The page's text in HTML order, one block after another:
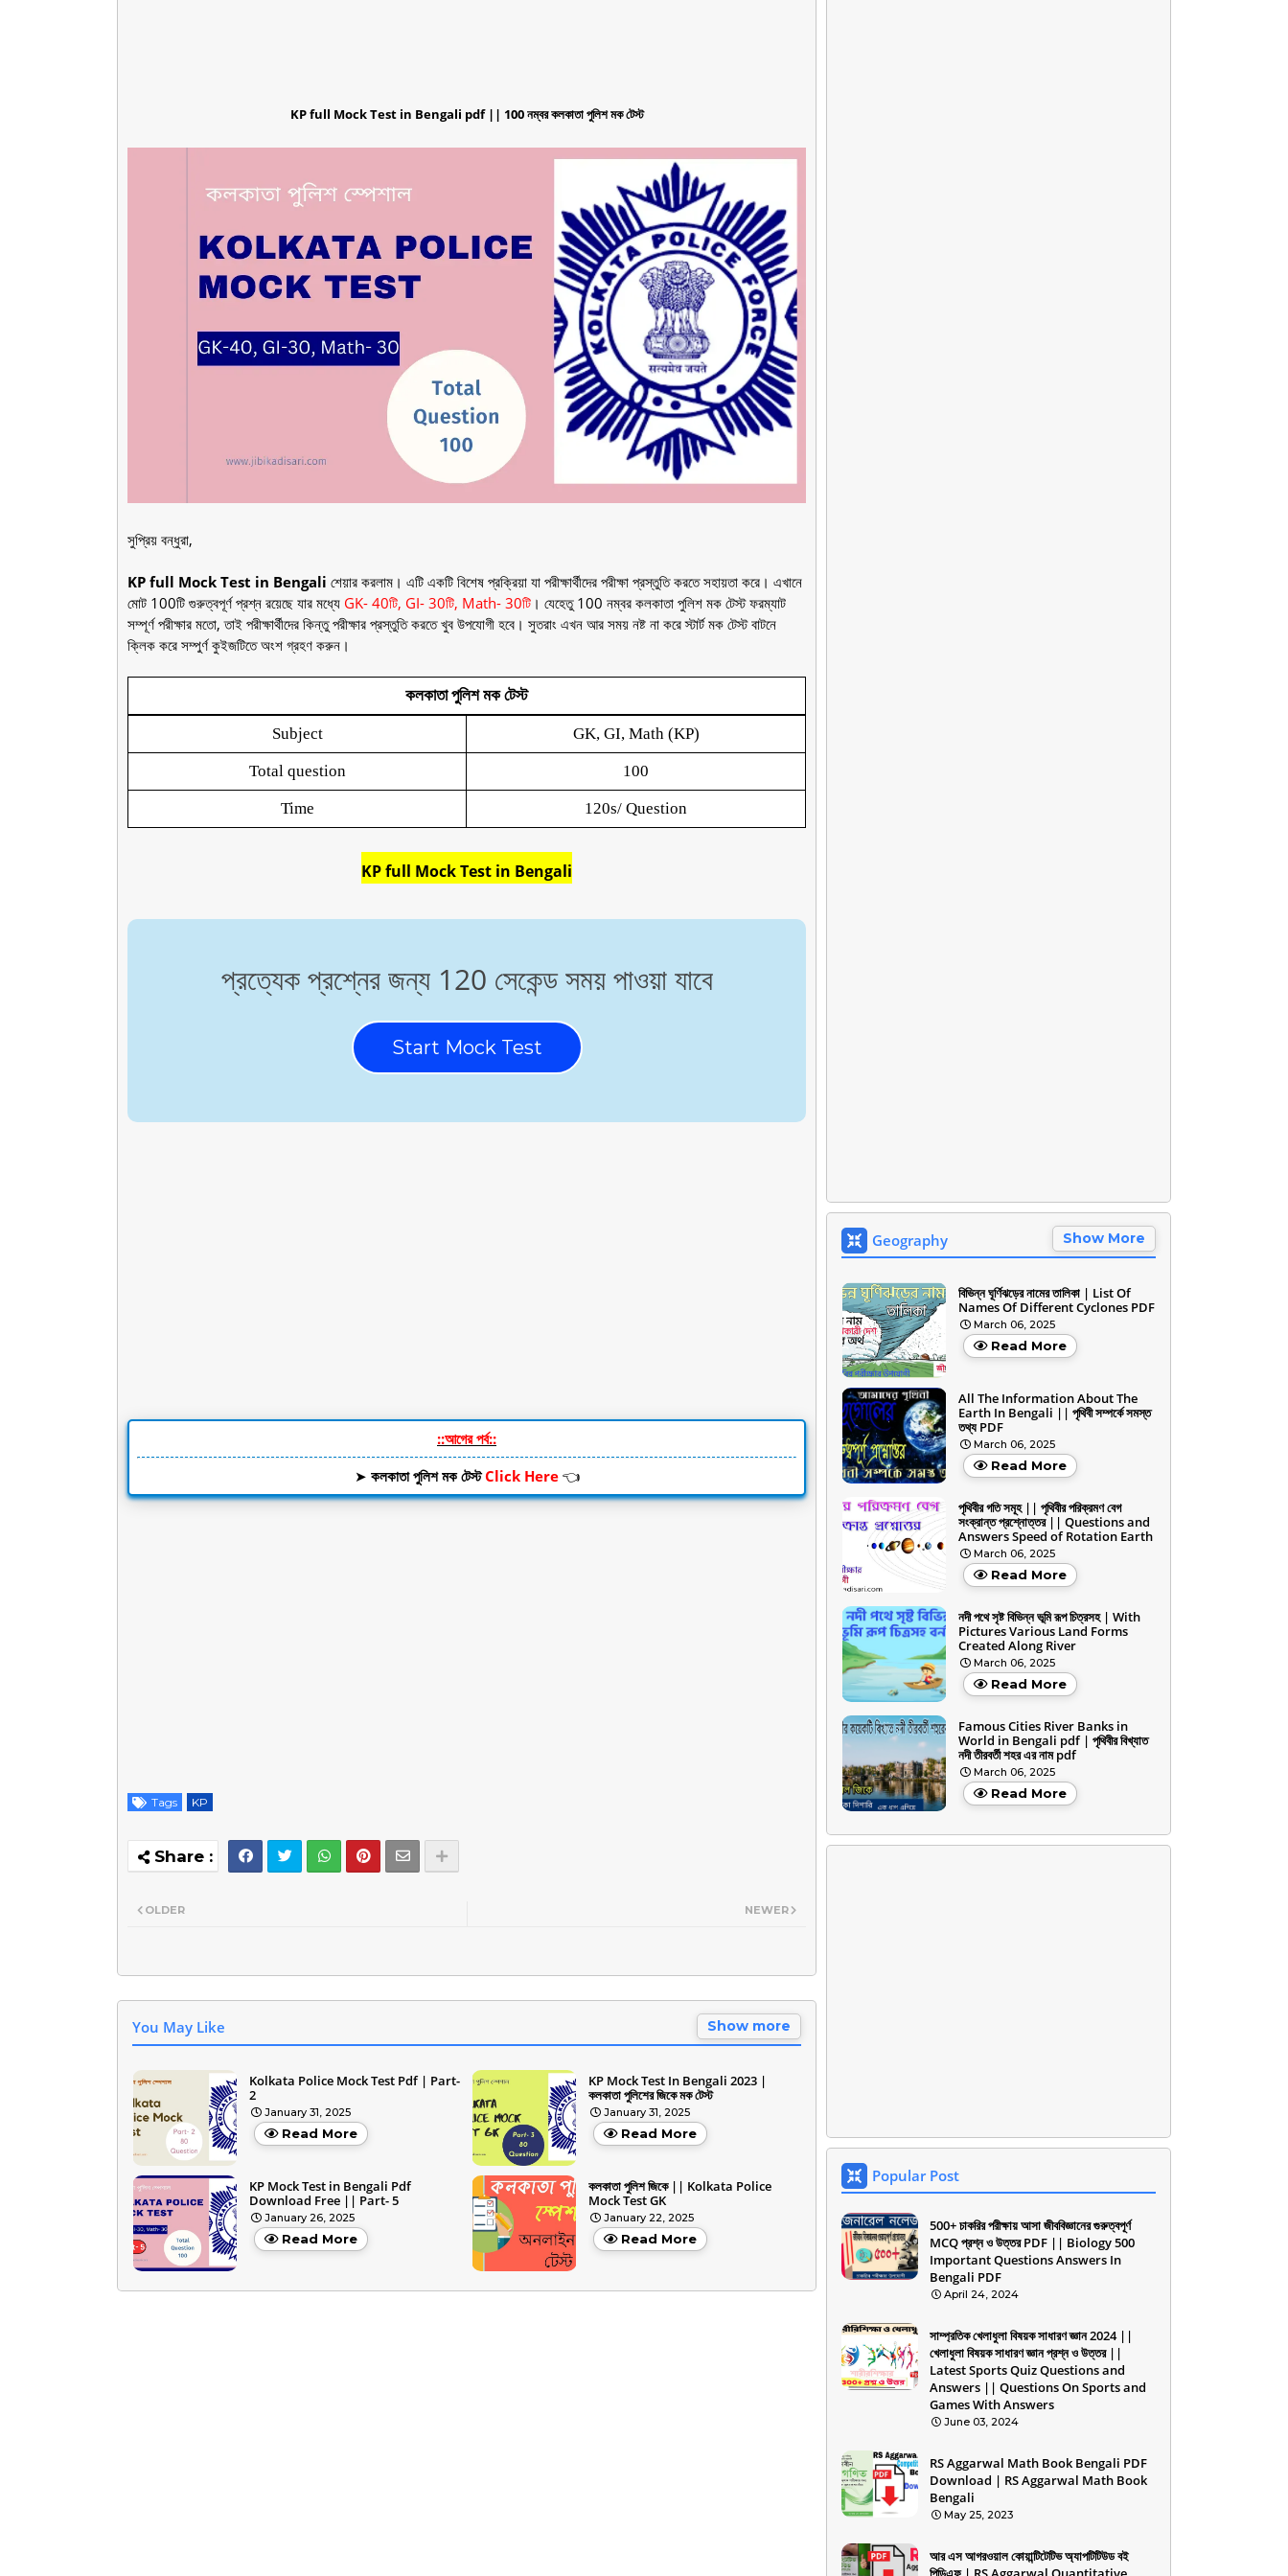
KP full Mock Test in Bengali pdf || 100 নম্বর কলকাতা পুলিশ মক টেস্ট
সুপ্রিয় বন্ধুরা,
KP full Mock Test in Bengali শেয়ার করলাম। এটি একটি বিশেষ প্রক্রিয়া যা পরীক্ষার্থীদের পরীক্ষা প্রস্তুতি করতে সহায়তা করে। এখানে
মোট 100টি গুরুত্বপূর্ণ প্রশ্ন রয়েছে যার মধ্যে GK- 40টি, GI- 30টি, Math- 30টি । যেহেতু 100 নম্বর কলকাতা পুলিশ মক টেস্ট ফরম্যাট
সম্পূর্ণ পরীক্ষার মতো, তাই পরীক্ষার্থীদের কিন্তু পরীক্ষার প্রস্তুতি করতে খুব উপযোগী হবে। সুতরাং এখন আর সময় নষ্ট না করে স্টার্ট মক টেস্ট বাটনে
ক্লিক করে সম্পুর্ণ কুইজটিতে অংশ গ্রহণ করুন।
কলকাতা পুলিশ মক টেস্ট
Subject GK, GI, Math (KP)
Total question 100
Time 120s/ Question
KP full Mock Test in Bengali
প্রত্যেক প্রশ্নের জন্য 120 সেকেন্ড সময় পাওয়া যাবে
Start Mock Test
::আগের পর্ব::
➤ কলকাতা পুলিশমক টেস্ট Click Here👈
Tags KP
NEWER
OLDER
You May Like Show more
Kolkata Police Mock Test Pdf | Part-
2
January 31, 2025
Read More
KP Mock Test In Bengali 2023 |
কলকাতা পুলিশের জিকে মক টেস্ট
January 31, 2025
Read More
KP Mock Test in Bengali Pdf
Download Free || Part- 5
January 26, 2025
Read More
কলকাতা পুলিশ জিকে || Kolkata Police
Mock Test GK
January 22, 2025
Read More
Geography Show More
বিভিন্ন ঘূর্ণিঝড়ের নামের তালিকা | List Of
Names Of Different Cyclones PDF
March 06, 2025
Read More
All The Information About The
Earth In Bengali || পৃথিবী সম্পর্কে সমস্ত
তথ্য PDF
March 06, 2025
Read More
পৃথিবীর গতি সমূহ || পৃথিবীর পরিক্রমণ বেগ
সংক্রান্ত প্রশ্নোত্তর || Questions and
Answers Speed of Rotation Earth
March 06, 2025
Read More
নদী পথে সৃষ্ট বিভিন্ন ভূমি রূপ চিত্রসহ | With
Pictures Various Land Forms
Created Along River
March 06, 2025
Read More
Famous Cities River Banks in
World in Bengali pdf | পৃথিবীর বিখ্যাত
নদী তীরবর্তী শহর এর নাম pdf
March 06, 2025
Read More
Popular Post
500+ চাকরির পরীক্ষায় আসা জীববিজ্ঞানের গুরুত্বপূর্ণ
MCQ প্রশ্ন ও উত্তর PDF || Biology 500
Important Questions Answers In
Bengali PDF
April 24, 2024
সাম্প্রতিক খেলাধুলা বিষয়ক সাধারণ জ্ঞান 2024 ||
খেলাধুলা বিষয়ক সাধারণ জ্ঞান প্রশ্ন ও উত্তর ||
Latest Sports Quiz Questions and
Answers || Questions On Sports and
Games With Answers
June 03, 2024
RS Aggarwal Math Book Bengali PDF
Download | RS Aggarwal Math Book
Bengali
May 25, 2023
আর এস আগরওয়াল কোয়ান্টিটেটিভ অ্যাপটিটিউড বই